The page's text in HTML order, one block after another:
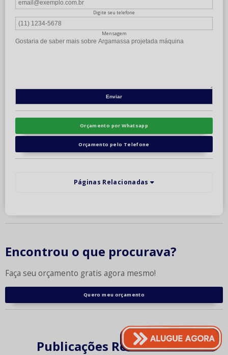
Digite seu telefone
Mensagem
Orçamento por Whatsapp
Orçamento pelo Telefone
Páginas Relacionadas
Encontrou o que procurava?
Faça seu orçamento gratis agora mesmo!
Quero meu orçamento
Publicações Relacionadas